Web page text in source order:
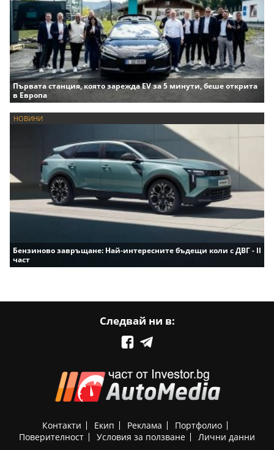
Първата станция, която зарежда EV за 5 минути, беше открита
в Европа
НОВИНИ
Бензиново завръщане: Най-интересните бъдещи коли с ДВГ - II
част
Следвай ни в:
Контакти Екип Реклама
Портфолио
Поверителност
Условия за ползване Лични данни